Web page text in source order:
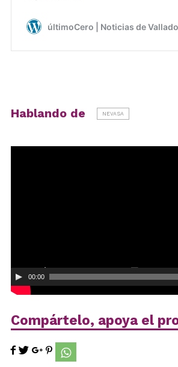
Hablando de NEVASA
00:00
Compártelo, apoya el